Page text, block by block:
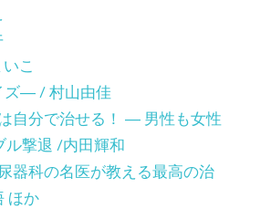
こ
ズ― / 村山由佳
自分で治せる！ ― 男性も女性
ル撃退 /内田輝和
器科の名医が教える最高の治
ほか